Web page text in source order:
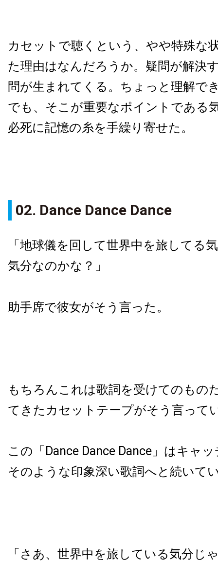
カセットで聴くという、やや特殊な
た理由はなんだろうか。疑問が解決
問が生まれてくる。ちょっと理解で
でも、そこが重要なポイントである
必死に記憶の糸を手繰り寄せた。
02. Dance Dance Dance
「地球儀を回して世界中を旅してる
気分なのかな？」
助手席で彼女がそう言った。
もちろんこれは歌詞を受けてのもの
てきたカセットテープがそう言って
この「Dance Dance Dance」はキャ
そのような印象深い歌詞へと続いて
「さあ、世界中を旅している気分じ